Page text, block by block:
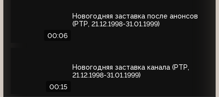
00:06
Новогодняя заставка после анонсов
(РТР, 21.12.1998-31.01.1999)
00:15
Новогодняя заставка канала (РТР,
21.12.1998-31.01.1999)